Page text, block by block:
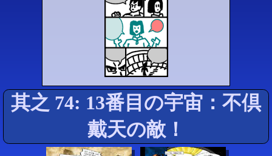
其之 74: 13番目の宇宙：不倶
戴天の敵！